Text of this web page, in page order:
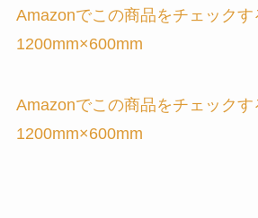
Amazonでこの商品をチェックす
1200mm×600mm
Amazonでこの商品をチェック
1200mm×600mm